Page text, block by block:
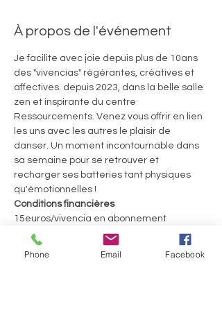
À propos de l'événement
Je facilite avec joie depuis plus de 10ans
des "vivencias" régérantes, créatives et
affectives. depuis 2023, dans la belle salle
zen et inspirante du centre
Ressourcements. Venez vous offrir en lien
les uns avec les autres le plaisir de
danser. Un moment incontournable dans
sa semaine pour se retrouver et
recharger ses batteries tant physiques
qu'émotionnelles !
Conditions financières
15euros/vivencia en abonnement
trimestriel ou 20€ la séance
60euros le Welcome Pack pour 4 séances
Phone Email Facebook